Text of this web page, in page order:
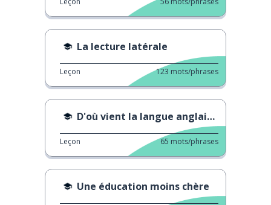
La lecture latérale
Leçon 123 mots/phrases
D'où vient la langue anglaise?
Leçon 65 mots/phrases
Une éducation moins chère